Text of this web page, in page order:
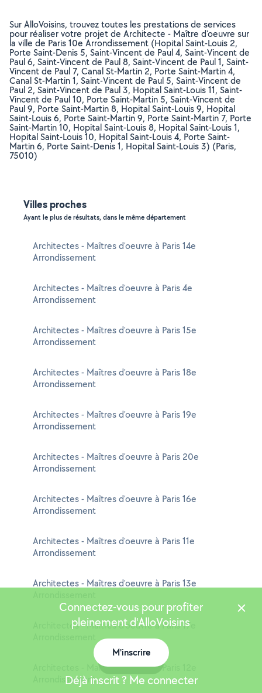
Sur AlloVoisins, trouvez toutes les prestations de services
pour réaliser votre projet de Architecte - Maître d'oeuvre sur
la ville de Paris 10e Arrondissement (Hopital Saint-Louis 2,
Porte Saint-Denis 5, Saint-Vincent de Paul 4, Saint-Vincent de
Paul 6, Saint-Vincent de Paul 8, Saint-Vincent de Paul 1, Saint-
Vincent de Paul 7, Canal St-Martin 2, Porte Saint-Martin 4,
Canal St-Martin 1, Saint-Vincent de Paul 5, Saint-Vincent de
Paul 2, Saint-Vincent de Paul 3, Hopital Saint-Louis 11, Saint-
Vincent de Paul 10, Porte Saint-Martin 5, Saint-Vincent de
Paul 9, Porte Saint-Martin 8, Hopital Saint-Louis 9, Hopital
Saint-Louis 6, Porte Saint-Martin 9, Porte Saint-Martin 7, Porte
Saint-Martin 10, Hopital Saint-Louis 8, Hopital Saint-Louis 1,
Hopital Saint-Louis 10, Hopital Saint-Louis 4, Porte Saint-
Martin 6, Porte Saint-Denis 1, Hopital Saint-Louis 3) (Paris,
75010)
Villes proches
Ayant le plus de résultats, dans le même département
Architectes - Maîtres d'oeuvre à Paris 14e
Arrondissement
Architectes - Maîtres d'oeuvre à Paris 4e
Arrondissement
Architectes - Maîtres d'oeuvre à Paris 15e
Arrondissement
Architectes - Maîtres d'oeuvre à Paris 18e
Arrondissement
Architectes - Maîtres d'oeuvre à Paris 19e
Arrondissement
Architectes - Maîtres d'oeuvre à Paris 20e
Arrondissement
Architectes - Maîtres d'oeuvre à Paris 16e
Arrondissement
Architectes - Maîtres d'oeuvre à Paris 11e
Arrondissement
Architectes - Maîtres d'oeuvre à Paris 13e
Architectes - Maîtres d'oeuvre à Paris 17e
Architectes - Maîtres d'oeuvre à Paris 12e
Arrondissement
Connectez-vous pour profiter
pleinement d'AlloVoisins
M'inscrire
Déjà inscrit ? Me connecter